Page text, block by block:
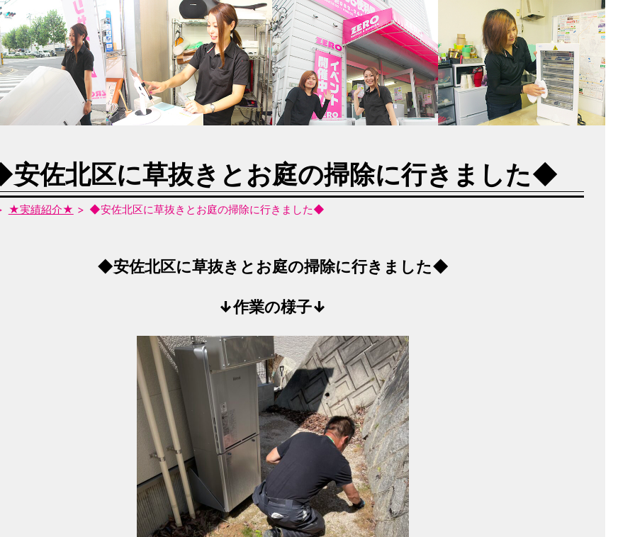
佐北区に草抜きとお庭の掃除に行きました◆
★実績紹介★ ◆安佐北区に草抜きとお庭の掃除に行きました◆
◆安佐北区に草抜きとお庭の掃除に行きました◆
↓作業の様子↓